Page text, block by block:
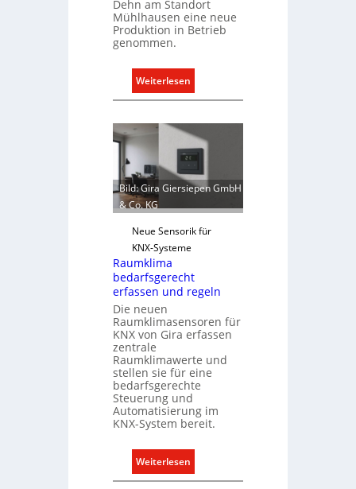
e
U
r
r
ü
n
d
e
Dehn am Standort
Mühlhausen eine neue
Produktion in Betrieb
genommen.
Weiterlesen:
D
h
n
e
r
w
e
i
t
r
t
a
a
z
i
t
ä
t
e
n
Bild: Gira Giersiepen GmbH
& Co. KG
Neue Sensorik für
KNX-Systeme
Raumklima
bedarfsgerecht
erfassen und regeln
Die neuen
Raumklimasensoren für
KNX von Gira erfassen
zentrale
Raumklimawerte und
stellen sie für eine
bedarfsgerechte
Steuerung und
Automatisierung im
KNX-System bereit.
Weiterlesen:
R